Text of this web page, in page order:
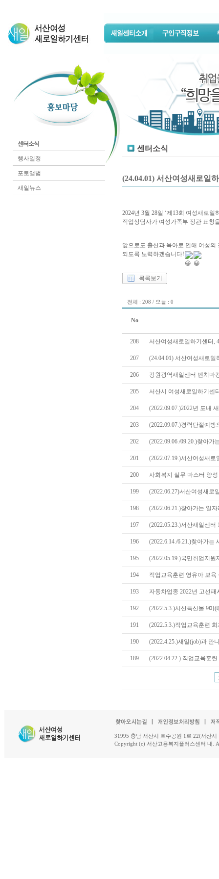
센터소식
행사일정
포토앨범
새일뉴스
센터소식
(24.04.01) 서산여성새로일
2024년 3월 28일 ‘제13회 여성새로
직업상담사가 여성가족부 장관 표창
앞으로도 출산과 육아로 인해 여성
되도록 노력하겠습니다!
목록보기
전체 : 208 / 오늘 : 0
No
208 서산여성새로일하기센터,
207 (24.04.01) 서산여성새로
206 강원광역새일센터 벤치마
205 서산시 여성새로일하기센
204 (2022.09.07.)2022년 도내
203 (2022.09.07.)경력단절예
202 (2022.09.06./09.20.)찾아
201 (2022.07.19.)서산여성새
200 사회복지 실무 마스터 양
199 (2022.06.27)서산여성새로
198 (2022.06.21.)찾아가는 일
197 (2022.05.23.)서산새일센
196 (2022.6.14./6.21.)찾아가
195 (2022.05.19.)국민취업지
194 직업교육훈련 영유아 보
193 자동차업종 2022년 고선
192 (2022.5.3.)서산특산물 9미
191 (2022.5.3.)직업교육훈련
190 (2022.4.25.)새일(job)과 만
189 (2022.04.22.) 직업교육훈
31995 충남 서산시 호수공원 1로 22(서산
Copyright (c) 서산고용복지플러스센터 내.